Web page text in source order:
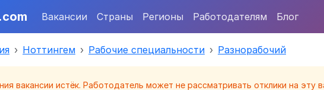
Вакансии Страны Регионы Работодателям Блог
Ноттингем Рабочие специальности Разнорабочий
вакансии истёк. Работодатель может не рассматривать отклики на эту